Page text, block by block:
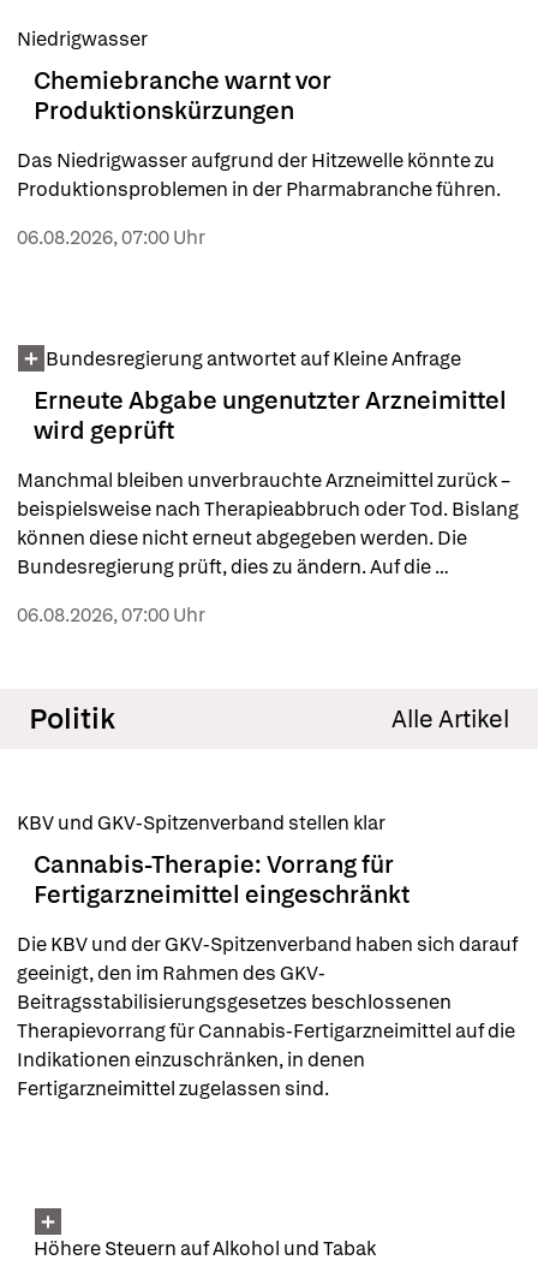
Chemiebranche warnt vor
Produktionskürzungen
Das Niedrigwasser aufgrund der Hitzewelle könnte zu
Produktionsproblemen in der Pharmabranche führen.
Niedrigwasser
06.08.2026, 07:00 Uhr
Erneute Abgabe ungenutzter Arzneimittel
wird geprüft
Manchmal bleiben unverbrauchte Arzneimittel zurück –
beispielsweise nach Therapieabbruch oder Tod. Bislang
können diese nicht erneut abgegeben werden. Die
Bundesregierung prüft, dies zu ändern. Auf die
Bundesregierung antwortet auf Kleine Anfrage
06.08.2026, 07:00 Uhr
Politik Alle Artikel
Cannabis-Therapie: Vorrang für
Fertigarzneimittel eingeschränkt
Die KBV und der GKV-Spitzenverband haben sich darauf
geeinigt, den im Rahmen des GKV-
Beitragsstabilisierungsgesetzes beschlossenen
Therapievorrang für Cannabis-Fertigarzneimittel auf die
Indikationen einzuschränken, in denen
Fertigarzneimittel zugelassen sind.
KBV und GKV-Spitzenverband stellen klar
Höhere Steuern auf Alkohol und Tabak